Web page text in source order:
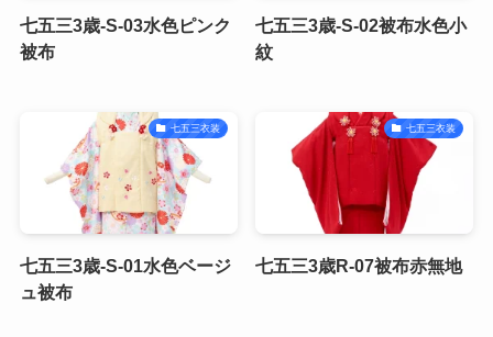
七五三3歳-S-03水色ピンク
被布
七五三3歳-S-02被布水色小
紋
七五三衣装
七五三3歳-S-01水色ベージ
ュ被布
七五三衣装
七五三3歳R-07被布赤無地